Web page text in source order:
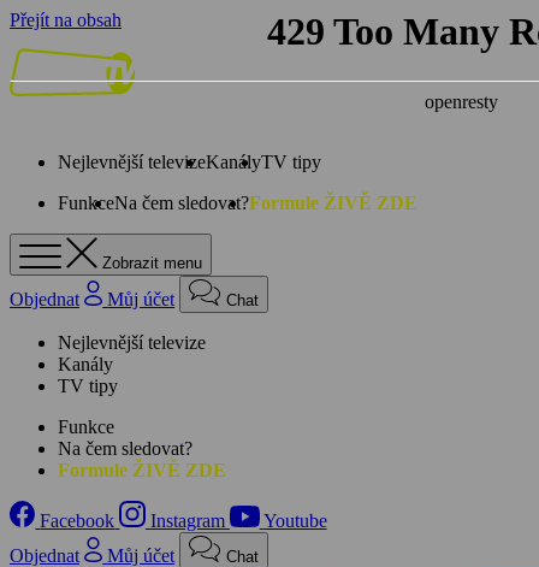
Přejít na obsah
Nejlevnější televizeKanályTV tipy
FunkceNa čem sledovat?Formule ŽIVĚ ZDE
Zobrazit menu
Objednat Můj účet Chat
Nejlevnější televize
Kanály
TV tipy
Funkce
Na čem sledovat?
Formule ŽIVĚ ZDE
Facebook Instagram
Youtube
Objednat
Můj účet Chat